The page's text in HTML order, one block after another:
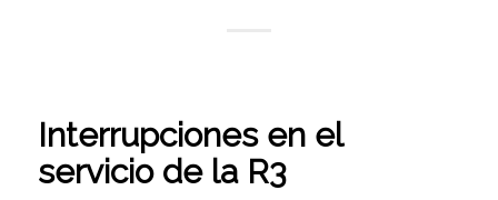
Interrupciones en el
servicio de la R3